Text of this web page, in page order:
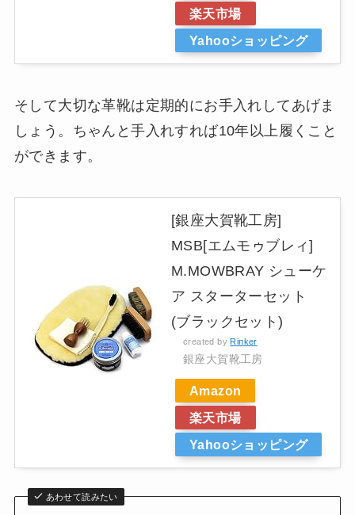
楽天市場
Yahooショッピング
そして大切な革靴は定期的にお手入れしてあげま
しょう。ちゃんと手入れすれば10年以上履くこと
ができます。
[銀座大賀靴工房]
MSB[エムモゥブレィ]
M.MOWBRAY シューケ
ア スターターセット
(ブラックセット)
created by Rinker
銀座大賀靴工房
Amazon
楽天市場
Yahooショッピング
あわせて読みたい